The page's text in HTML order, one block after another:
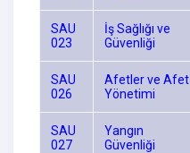
SAU
023
İş Sağlığı ve
Güvenliği
SAU
026
Afetler ve Afet
Yönetimi
SAU
027
Yangın
Güvenliği